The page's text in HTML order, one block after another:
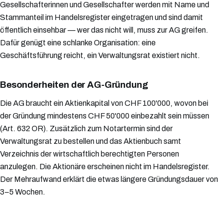
Gesellschafterinnen und Gesellschafter werden mit Name und
Stammanteil im Handelsregister eingetragen und sind damit
öffentlich einsehbar — wer das nicht will, muss zur AG greifen.
Dafür genügt eine schlanke Organisation: eine
Geschäftsführung reicht, ein Verwaltungsrat existiert nicht.
Besonderheiten der AG-Gründung
Die AG braucht ein Aktienkapital von CHF 100'000, wovon bei
der Gründung mindestens CHF 50'000 einbezahlt sein müssen
(Art. 632 OR). Zusätzlich zum Notartermin sind der
Verwaltungsrat zu bestellen und das Aktienbuch samt
Verzeichnis der wirtschaftlich berechtigten Personen
anzulegen. Die Aktionäre erscheinen nicht im Handelsregister.
Der Mehraufwand erklärt die etwas längere Gründungsdauer von
3–5 Wochen.